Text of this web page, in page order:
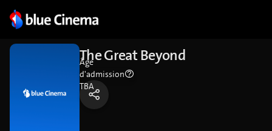
The Great Beyond
Âge
d'admission
TBA